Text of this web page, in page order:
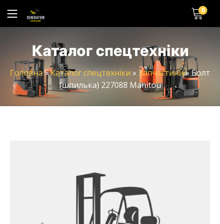
0
Каталог спецтехніки
Головна»Каталог спецтехніки » Запчастини»Болт
(шпилька) 227088 Manitou